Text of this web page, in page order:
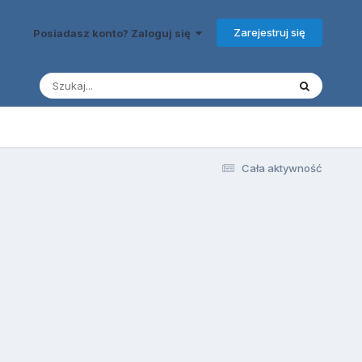
Posiadasz konto? Zaloguj się Zarejestruj się
Cała aktywność